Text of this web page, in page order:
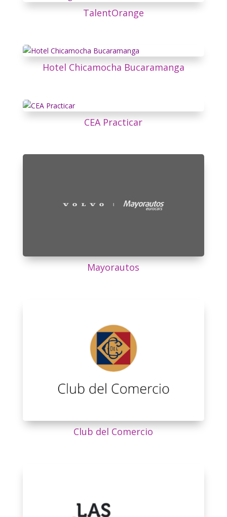
TalentOrange
Hotel Chicamocha Bucaramanga
CEA Practicar
Mayorautos
Club del Comercio